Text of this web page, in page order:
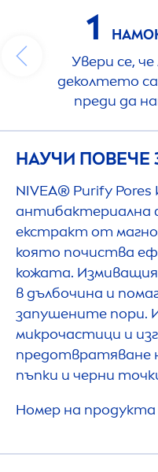
1
Увери се,
деколтето
преди да
НАУЧИ ПОВЕЧЕ
NIVEA® Purify Pores
антибактериална
екстракт от
която почиства
кожата.
в дълбочина и
запушените пори.
микрочастици и
предотвратяване
пъпки и черни
Номер на продукта